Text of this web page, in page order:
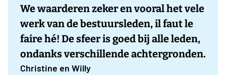
We waarderen zeker en vooral het vele
werk van de bestuursleden, il faut le
faire hé! De sfeer is goed bij alle leden,
ondanks verschillende achtergronden.
Christine en Willy